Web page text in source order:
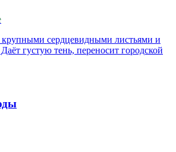
крупными сердцевидными листьями и
густую тень, переносит городской